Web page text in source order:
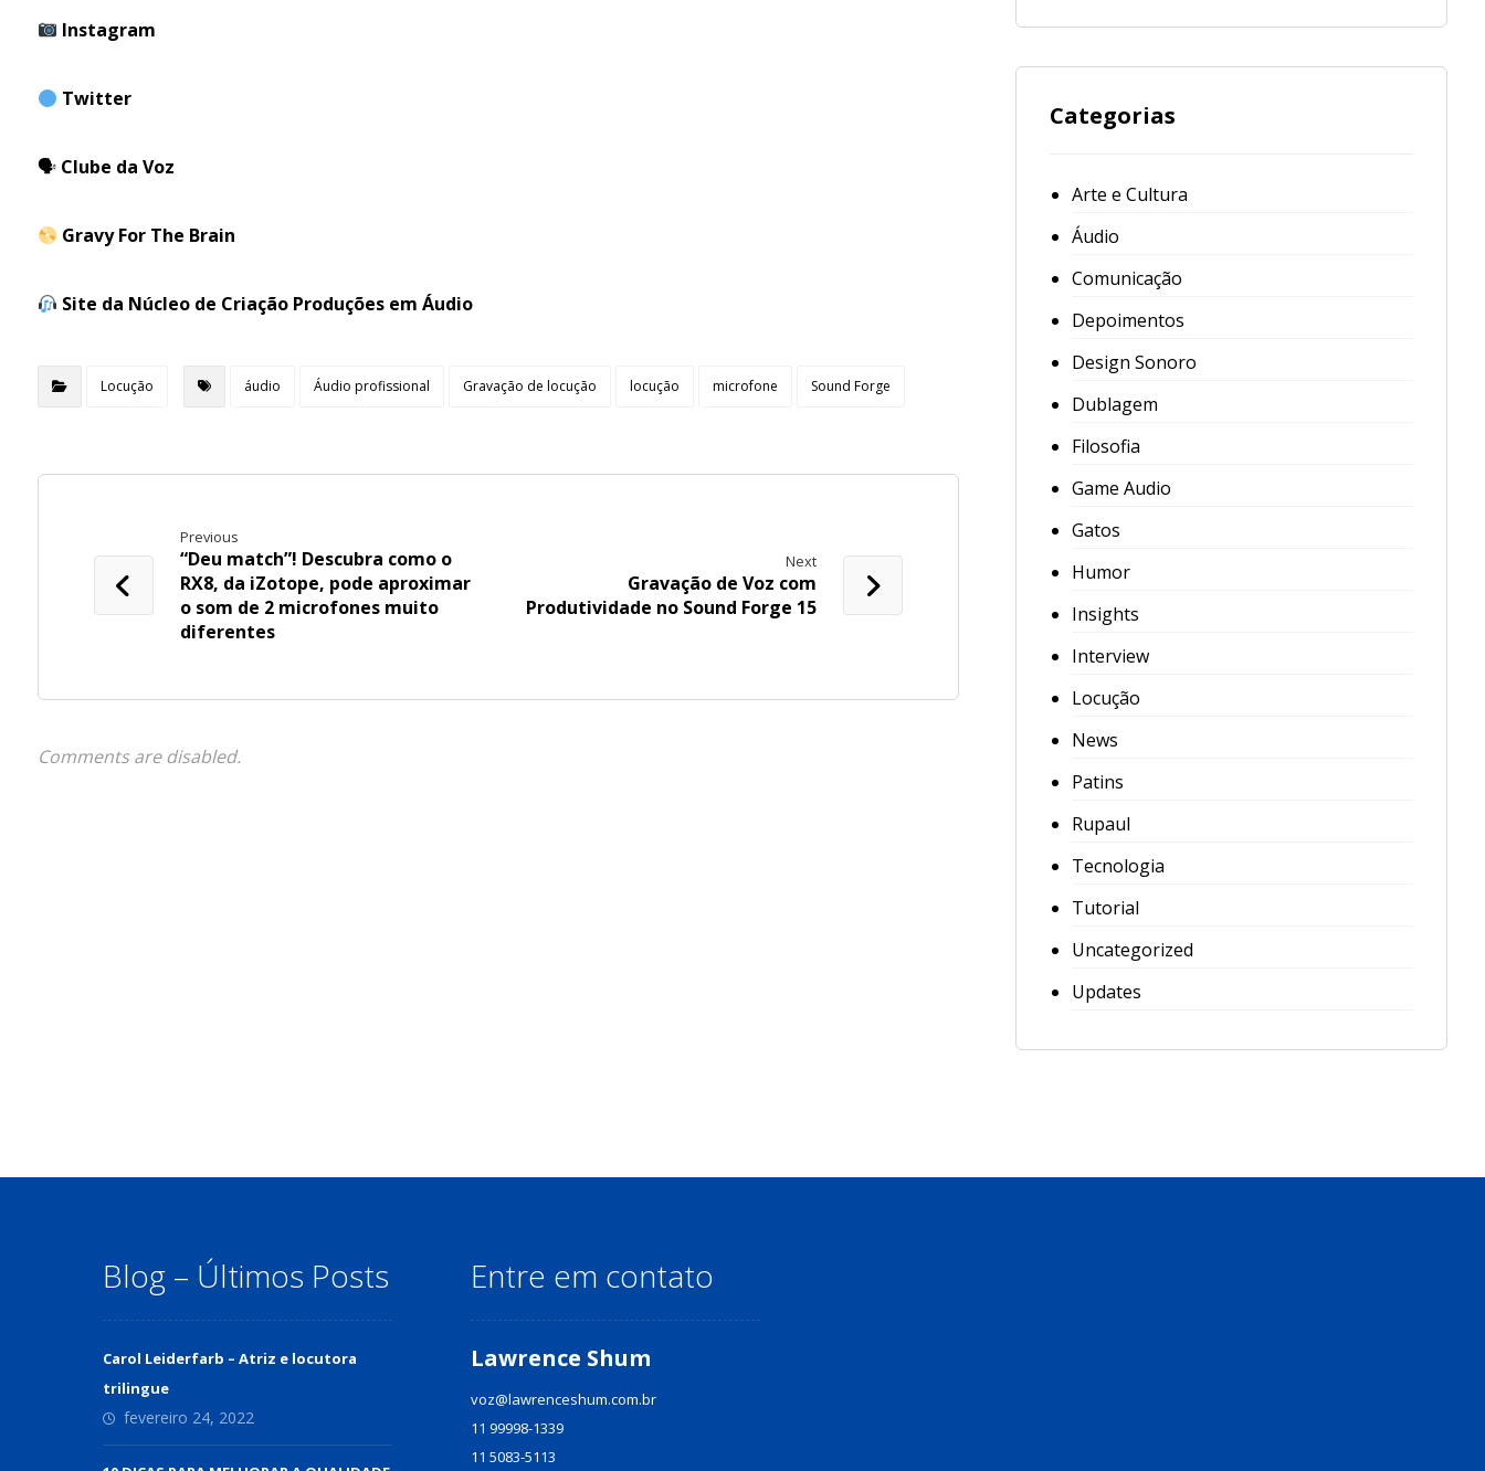
Instagram
Twitter
🗣 Clube da Voz
Gravy For The Brain
Site da Núcleo de Criação Produções em Áudio
Locução áudio Áudio profissional Gravação de locução locução microfone Sound Forge
Previous
“Deu match”! Descubra como o
RX8, da iZotope, pode aproximar
o som de 2 microfones muito
diferentes
Next
Gravação de Voz com
Produtividade no Sound Forge 15
Comments are disabled.
Categorias
Arte e Cultura
Áudio
Comunicação
Depoimentos
Design Sonoro
Dublagem
Filosofia
Game Audio
Gatos
Humor
Insights
Interview
Locução
News
Patins
Rupaul
Tecnologia
Tutorial
Uncategorized
Updates
Blog – Últimos Posts
Carol Leiderfarb – Atriz e locutora
trilingue
fevereiro 24, 2022
Entre em contato
Lawrence Shum
voz@lawrenceshum.com.br
11 99998-1339
11 5083-5113